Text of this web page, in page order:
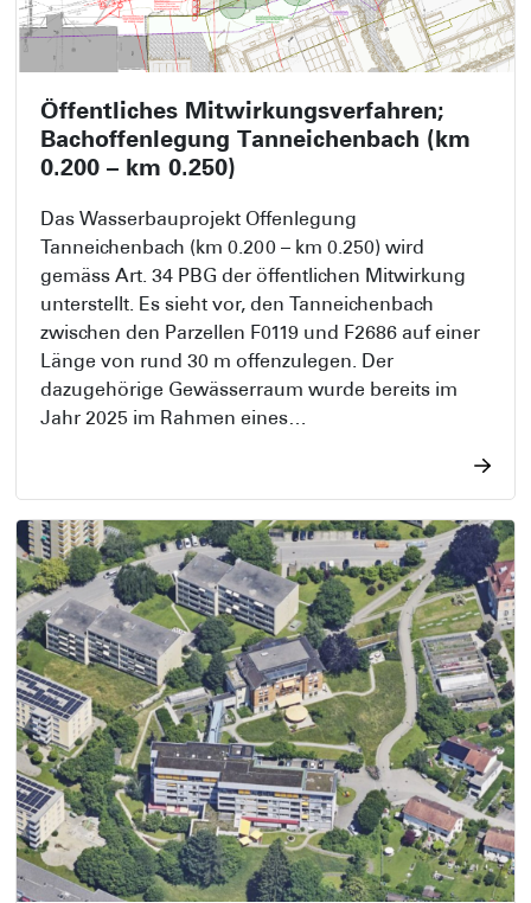
Öffentliches Mitwirkungsverfahren;
Bachoffenlegung Tanneichenbach (km
0.200 – km 0.250)
Das Wasserbauprojekt Offenlegung
Tanneichenbach (km 0.200 – km 0.250) wird
gemäss Art. 34 PBG der öffentlichen Mitwirkung
unterstellt. Es sieht vor, den Tanneichenbach
zwischen den Parzellen F0119 und F2686 auf einer
Länge von rund 30 m offenzulegen. Der
dazugehörige Gewässerraum wurde bereits im
Jahr 2025 im Rahmen eines
Mitwirkung.